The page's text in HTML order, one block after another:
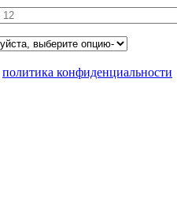
политика конфиденциальности